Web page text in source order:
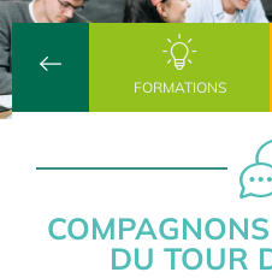
FORMATIONS
DU TOUR